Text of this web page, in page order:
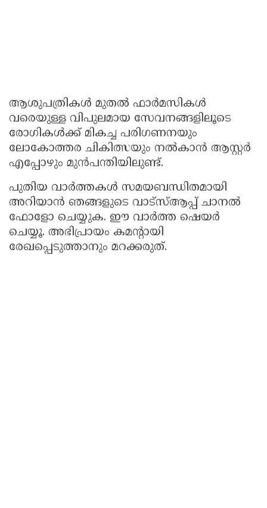
ആശുപത്രികൾ മുതൽ ഫാർമസികൾ
വരെയുള്ള വിപുലമായ സേവനങ്ങളിലൂടെ
രോഗികൾക്ക് മികച്ച പരിഗണനയും
ലോകോത്തര ചികിത്സയും നൽകാൻ ആസ്റ്റർ
എപ്പോഴും മുൻപന്തിയിലുണ്ട്.
പുതിയ വാർത്തകൾ സമയബന്ധിതമായി
അറിയാൻ ഞങ്ങളുടെ വാട്സ്ആപ്പ് ചാനൽ
ഫോളോ ചെയ്യുക. ഈ വാർത്ത ഷെയർ
ചെയ്യൂ. അഭിപ്രായം കമന്റായി
രേഖപ്പെടുത്താനും മറക്കരുത്.